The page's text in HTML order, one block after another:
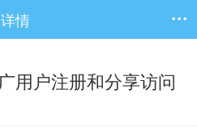
详情 
用户注册和分享访问